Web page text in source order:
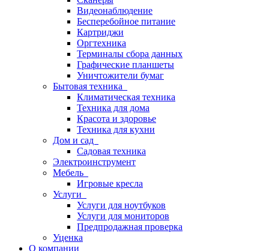
Видеонаблюдение
Бесперебойное питание
Картриджи
Оргтехника
Терминалы сбора данных
Графические планшеты
Уничтожители бумаг
Бытовая техника
Климатическая техника
Техника для дома
Красота и здоровье
Техника для кухни
Дом и сад
Садовая техника
Электроинструмент
Мебель
Игровые кресла
Услуги
Услуги для ноутбуков
Услуги для мониторов
Предпродажная проверка
Уценка
О компании